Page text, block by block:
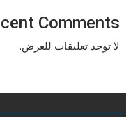
Comments
لا توجد تعليقات للعرض.